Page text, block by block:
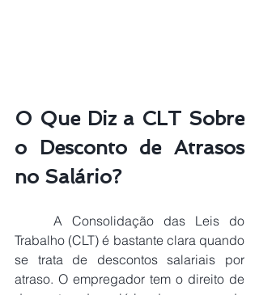
O Que Diz a CLT Sobre
o Desconto de Atrasos
no Salário?
A Consolidação das Leis do
Trabalho (CLT) é bastante clara quando
se trata de descontos salariais por
atraso. O empregador tem o direito de